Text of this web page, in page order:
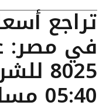
تراجع
05:40 مساءًا